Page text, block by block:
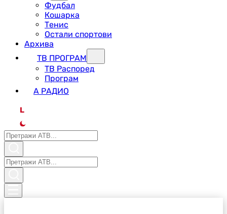
Фудбал
Кошарка
Тенис
Остали спортови
Архива
ТВ ПРОГРАМ
ТВ Распоред
Програм
А РАДИО
L